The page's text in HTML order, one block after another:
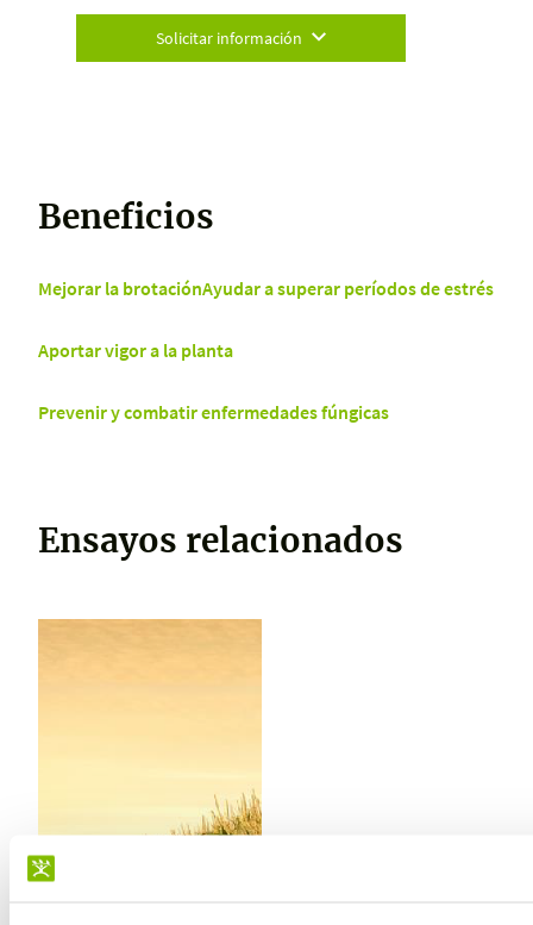
Solicitar información
Beneficios
Mejorar la brotaciónAyudar a superar períodos de estrés
Aportar vigor a la planta
Prevenir y combatir enfermedades fúngicas
Ensayos relacionados